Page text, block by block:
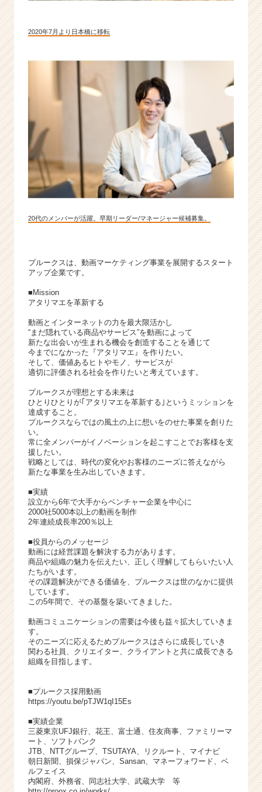
ス
ッ
ャ
ー・
成
企
ス
ト
届
く
就
活
サ
イ
ト
ア
キ
リ
ア
h
e
e
C
a
e
e
2020年7月より日本橋に移転
20代のメンバーが活躍。早期リーダー/マネージャー候補募集。
プルークスは、動画マーケティング事業を展開するスタート
アップ企業です。
■Mission
アタリマエを革新する
動画とインターネットの力を最大限活かし
“まだ隠れている商品やサービス”を動画によって
新たな出会いが生まれる機会を創造することを通じて
今までになかった『アタリマエ』を作りたい。
そして、価値あるヒトやモノ、サービスが
適切に評価される社会を作りたいと考えています。
プルークスが理想とする未来は
ひとりひとりが｢アタリマエを革新する｣というミッションを
達成すること。
プルークスならではの風土の上に想いをのせた事業を創りた
い。
常に全メンバーがイノベーションを起こすことでお客様を支
援したい。
戦略としては、時代の変化やお客様のニーズに答えながら
新たな事業を生み出していきます。
■実績
設立から6年で大手からベンチャー企業を中心に
2000社5000本以上の動画を制作
2年連続成長率200％以上
■役員からのメッセージ
動画には経営課題を解決する力があります。
商品や組織の魅力を伝えたい、正しく理解してもらいたい人
たちがいます。
その課題解決ができる価値を、プルークスは世のなかに提供
しています。
この5年間で、その基盤を築いてきました。
動画コミュニケーションの需要は今後も益々拡大していきま
す。
そのニーズに応えるためプルークスはさらに成長していき
関わる社員、クリエイター、クライアントと共に成長できる
組織を目指します。
■プルークス採用動画
https://youtu.be/pTJW1qI15Es
■実績企業
三菱東京UFJ銀行、花王、富士通、住友商事、ファミリーマ
ート、ソフトバンク
JTB、NTTグループ、TSUTAYA、リクルート、マイナビ
朝日新聞、損保ジャパン、Sansan、マネーフォワード、ベ
ルフェイス
内閣府、外務省、同志社大学、武蔵大学 等